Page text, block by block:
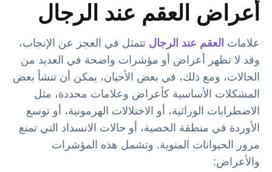
أعراض العقم عند الرجال
علامات العقم عند الرجال تتمثل في العجز عن الإنجاب،
وقد لا تظهر أعراض أو مؤشرات واضحة في العديد من
الحالات، ومع ذلك، في بعض الأحيان، يمكن أن تنشأ بعض
المشكلات الأساسية كأعراض وعلامات محددة، مثل
الاضطرابات الوراثية، أو الاختلالات الهرمونية، أو توسع
الأوردة في منطقة الخصية، أو حالات الانسداد التي تمنع
مرور الحيوانات المنوية. وتشمل هذه المؤشرات
والأعراض: